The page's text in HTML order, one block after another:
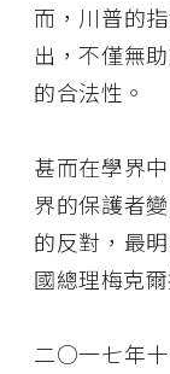
而，川普的
出，不僅無
的合法性。
甚而在學界
界的保護者
的反對，最
國總理梅克
二○一七年十